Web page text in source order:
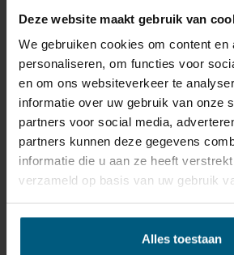
Deze website maakt gebruik van
We gebruiken cookies om content en
personaliseren, om functies voor
en om ons websiteverkeer te
informatie over uw gebruik van onze
partners voor social media,
partners kunnen deze gegevens
informatie die u aan ze heeft
verzameld op basis van uw gebruik
Alles toestaan
de levensduur te verlengen.
ALLEEN HET MATRAS
VERVANGEN OF DE
BOXSPRING?
Een boxspring vervangen is alleen
onderstel kuilen vertoont of
verkort namelijk de levensduur van